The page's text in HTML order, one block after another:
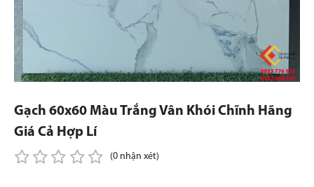
Gạch 60x60 Màu Trắng Vân Khói Chĩnh Hãng
Giá Cả Hợp Lí
(0 nhận xét)